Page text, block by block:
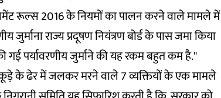
रूल्स 2016 के नियमों का पालन करने वाले मामले में
जुर्माना राज्य प्रदूषण नियंत्रण बोर्ड के पास जमा किया
गई पर्यावरणीय जुर्माने की यह रकम बहुत कम है."
के ढेर में जलकर मरने वाले 7 व्यक्तियों के एक मामले